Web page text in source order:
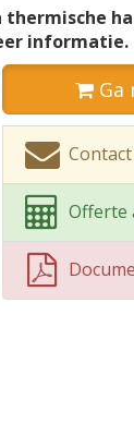
thermische
informatie.
Ga
Offerte